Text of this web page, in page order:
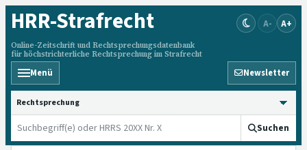
HRR-Strafrecht
Online-Zeitschrift und Rechtsprechungsdatenbank
für höchstrichterliche Rechtsprechung im Strafrecht
A- A+
Menü Newsletter
HRRS durchsuchen
Suchen